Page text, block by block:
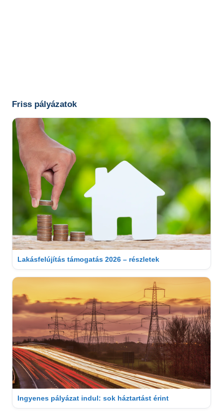
Friss pályázatok
Lakásfelújítás támogatás 2026 – részletek
Ingyenes pályázat indul: sok háztartást érint